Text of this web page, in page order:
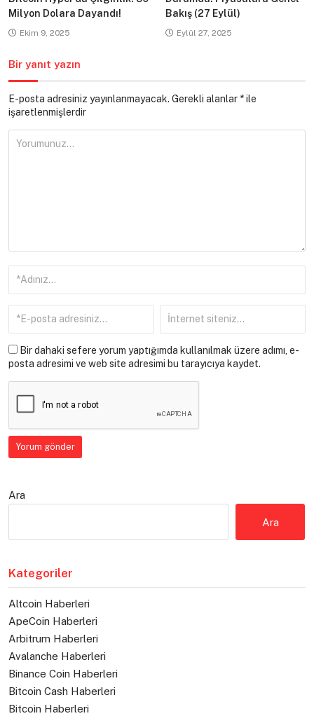
Milyon Dolara Dayandı!
Ekim 9, 2025
Bakış (27 Eylül)
Eylül 27, 2025
Bir yanıt yazın
E-posta adresiniz yayınlanmayacak. Gerekli alanlar *ile
işaretlenmişlerdir
Bir dahaki sefere yorum yaptığımda kullanılmak üzere adımı, e-
posta adresimi ve web site adresimi bu tarayıcıya kaydet.
Ara
Ara
Kategoriler
Altcoin Haberleri
ApeCoin Haberleri
Arbitrum Haberleri
Avalanche Haberleri
Binance Coin Haberleri
Bitcoin Cash Haberleri
Bitcoin Haberleri